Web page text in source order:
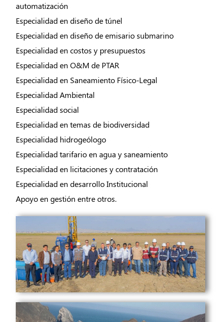
automatización
Especialidad en diseño de túnel
Especialidad en diseño de emisario submarino
Especialidad en costos y presupuestos
Especialidad en O&M de PTAR
Especialidad en Saneamiento Físico-Legal
Especialidad Ambiental
Especialidad social
Especialidad en temas de biodiversidad
Especialidad hidrogeólogo
Especialidad tarifario en agua y saneamiento
Especialidad en licitaciones y contratación
Especialidad en desarrollo Institucional
Apoyo en gestión entre otros.